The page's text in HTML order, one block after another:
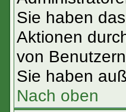
Sie haben
Aktionen
von
Sie haben
Nach oben